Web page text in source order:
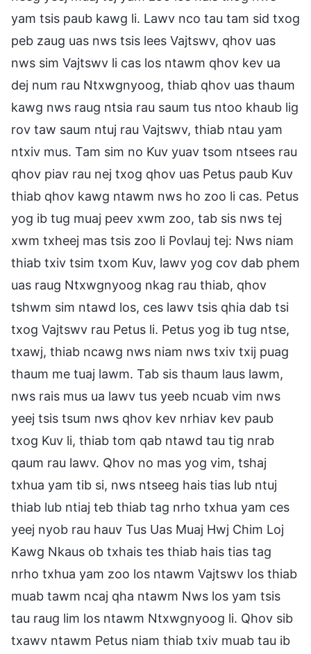
yam tsis paub kawg li. Lawv nco tau tam sid txog
peb zaug uas nws tsis lees Vajtswv, qhov uas
nws sim Vajtswv li cas los ntawm qhov kev ua
dej num rau Ntxwgnyoog, thiab qhov uas thaum
kawg nws raug ntsia rau saum tus ntoo khaub lig
rov taw saum ntuj rau Vajtswv, thiab ntau yam
ntxiv mus. Tam sim no Kuv yuav tsom ntsees rau
qhov piav rau nej txog qhov uas Petus paub Kuv
thiab qhov kawg ntawm nws ho zoo li cas. Petus
yog ib tug muaj peev xwm zoo, tab sis nws tej
xwm txheej mas tsis zoo li Povlauj tej: Nws niam
thiab txiv tsim txom Kuv, lawv yog cov dab phem
uas raug Ntxwgnyoog nkag rau thiab, qhov
tshwm sim ntawd los, ces lawv tsis qhia dab tsi
txog Vajtswv rau Petus li. Petus yog ib tug ntse,
txawj, thiab ncawg nws niam nws txiv txij puag
thaum me tuaj lawm. Tab sis thaum laus lawm,
nws rais mus ua lawv tus yeeb ncuab vim nws
yeej tsis tsum nws qhov kev nrhiav kev paub
txog Kuv li, thiab tom qab ntawd tau tig nrab
qaum rau lawv. Qhov no mas yog vim, tshaj
txhua yam tib si, nws ntseeg hais tias lub ntuj
thiab lub ntiaj teb thiab tag nrho txhua yam ces
yeej nyob rau hauv Tus Uas Muaj Hwj Chim Loj
Kawg Nkaus ob txhais tes thiab hais tias tag
nrho txhua yam zoo los ntawm Vajtswv los thiab
muab tawm ncaj qha ntawm Nws los yam tsis
tau raug lim los ntawm Ntxwgnyoog li. Qhov sib
txawv ntawm Petus niam thiab txiv muab tau ib